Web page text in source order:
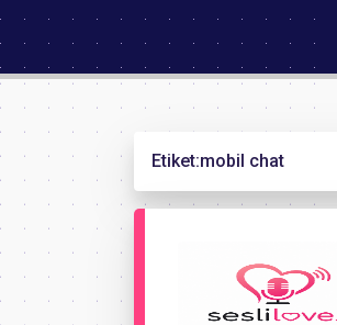
Etiket:mobil chat